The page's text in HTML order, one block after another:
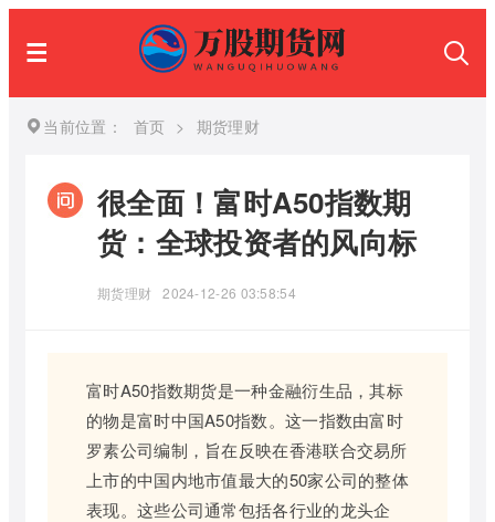
当前位置： 首页 > 期货理财
很全面！富时A50指数期
货：全球投资者的风向标
期货理财 2024-12-26 03:58:54
富时A50指数期货是一种金融衍生品，其标
的物是富时中国A50指数。这一指数由富时
罗素公司编制，旨在反映在香港联合交易所
上市的中国内地市值最大的50家公司的整体
表现。这些公司通常包括各行业的龙头企